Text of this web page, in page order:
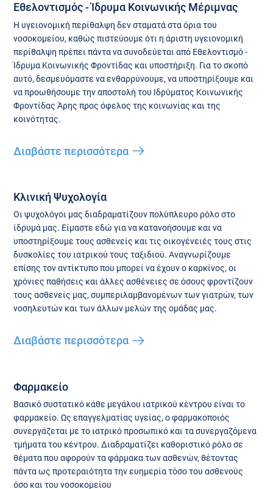
Εθελοντισμός - Ίδρυμα Κοινωνικής Μέριμνας
Η υγειονομική περίθαλψη δεν σταματά στα όρια του
νοσοκομείου, καθώς πιστεύουμε ότι η άριστη υγειονομική
περίθαλψη πρέπει πάντα να συνοδεύεται από Εθελοντισμό -
Ίδρυμα Κοινωνικής Φροντίδας και υποστήριξη. Για το σκοπό
αυτό, δεσμευόμαστε να ενθαρρύνουμε, να υποστηρίξουμε και
να προωθήσουμε την αποστολή του Ιδρύματος Κοινωνικής
Φροντίδας Άρης προς όφελος της κοινωνίας και της
κοινότητας.
Διαβάστε περισσότερα
Κλινική Ψυχολογία
Οι ψυχολόγοι μας διαδραματίζουν πολύπλευρο ρόλο στο
ίδρυμά μας. Είμαστε εδώ για να κατανοήσουμε και να
υποστηρίξουμε τους ασθενείς και τις οικογένειές τους στις
δυσκολίες του ιατρικού τους ταξιδιού. Αναγνωρίζουμε
επίσης τον αντίκτυπο που μπορεί να έχουν ο καρκίνος, οι
χρόνιες παθήσεις και άλλες ασθένειες σε όσους φροντίζουν
τους ασθενείς μας, συμπεριλαμβανομένων των γιατρών, των
νοσηλευτών και των άλλων μελών της ομάδας μας.
Διαβάστε περισσότερα
Φαρμακείο
Βασικό συστατικό κάθε μεγάλου ιατρικού κέντρου είναι το
φαρμακείο. Ως επαγγελματίας υγείας, ο φαρμακοποιός
συνεργάζεται με το ιατρικό προσωπικό και τα συνεργαζόμενα
τμήματα του κέντρου. Διαδραματίζει καθοριστικό ρόλο σε
θέματα που αφορούν τα φάρμακα των ασθενών, θέτοντας
πάντα ως προτεραιότητα την ευημερία τόσο του ασθενούς
όσο και του νοσοκομείου